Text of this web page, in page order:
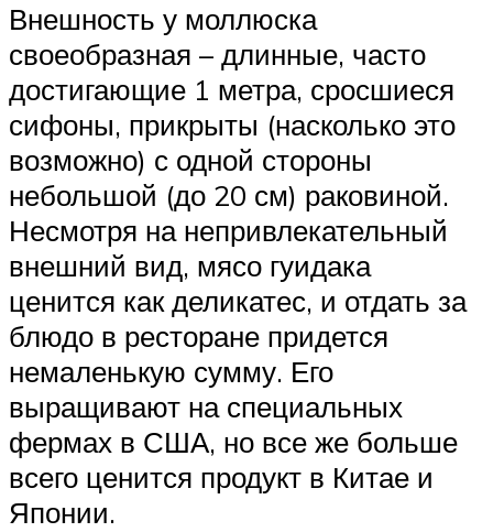
Внешность у моллюска
своеобразная – длинные, часто
достигающие 1 метра, сросшиеся
сифоны, прикрыты (насколько это
возможно) с одной стороны
небольшой (до 20 см) раковиной.
Несмотря на непривлекательный
внешний вид, мясо гуидака
ценится как деликатес, и отдать за
блюдо в ресторане придется
немаленькую сумму. Его
выращивают на специальных
фермах в США, но все же больше
всего ценится продукт в Китае и
Японии.